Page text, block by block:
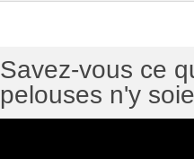
Savez-vous ce
pelouses n'y